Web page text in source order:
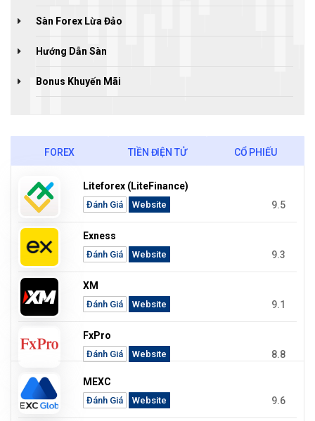
Sàn Forex Lừa Đảo
Hướng Dẫn Sàn
Bonus Khuyến Mãi
FOREX TIỀN ĐIỆN TỬ CỔ PHIẾU
Liteforex (LiteFinance)
Đánh Giá Website 9.5
Exness
Đánh Giá Website 9.3
XM
Đánh Giá Website 9.1
FxPro
Đánh Giá Website 8.8
MEXC
Đánh Giá Website 9.6